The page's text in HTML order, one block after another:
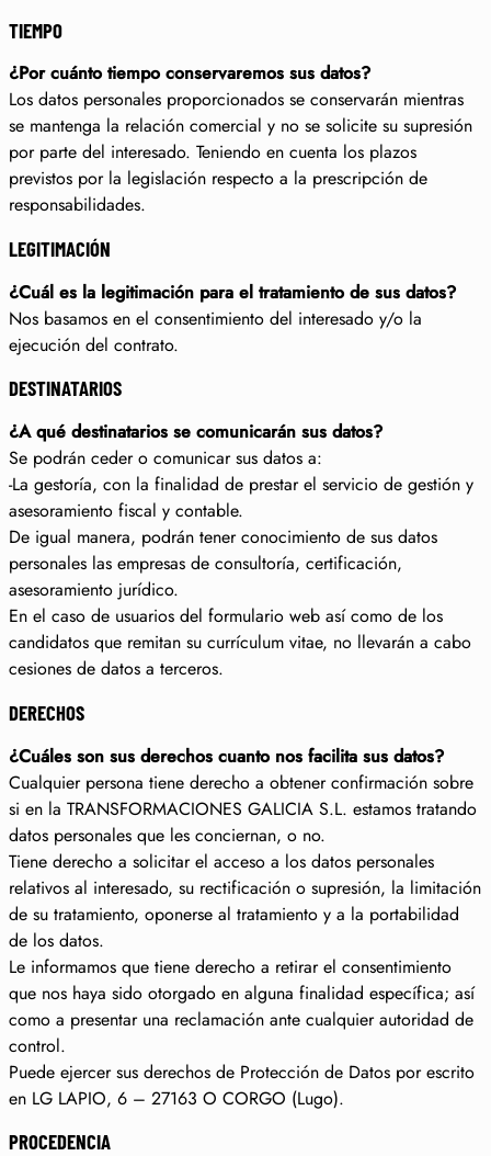
TIEMPO
¿Por cuánto tiempo conservaremos sus datos?
Los datos personales proporcionados se conservarán mientras
se mantenga la relación comercial y no se solicite su supresión
por parte del interesado. Teniendo en cuenta los plazos
previstos por la legislación respecto a la prescripción de
responsabilidades.
LEGITIMACIÓN
¿Cuál es la legitimación para el tratamiento de sus datos?
Nos basamos en el consentimiento del interesado y/o la
ejecución del contrato.
DESTINATARIOS
¿A qué destinatarios se comunicarán sus datos?
Se podrán ceder o comunicar sus datos a:
-La gestoría, con la finalidad de prestar el servicio de gestión y
asesoramiento fiscal y contable.
De igual manera, podrán tener conocimiento de sus datos
personales las empresas de consultoría, certificación,
asesoramiento jurídico.
En el caso de usuarios del formulario web así como de los
candidatos que remitan su currículum vitae, no llevarán a cabo
cesiones de datos a terceros.
DERECHOS
¿Cuáles son sus derechos cuanto nos facilita sus datos?
Cualquier persona tiene derecho a obtener confirmación sobre
si en la TRANSFORMACIONES GALICIA S.L. estamos tratando
datos personales que les conciernan, o no.
Tiene derecho a solicitar el acceso a los datos personales
relativos al interesado, su rectificación o supresión, la limitación
de su tratamiento, oponerse al tratamiento y a la portabilidad
de los datos.
Le informamos que tiene derecho a retirar el consentimiento
que nos haya sido otorgado en alguna finalidad específica; así
como a presentar una reclamación ante cualquier autoridad de
control.
Puede ejercer sus derechos de Protección de Datos por escrito
en LG LAPIO, 6 – 27163 O CORGO (Lugo).
PROCEDENCIA